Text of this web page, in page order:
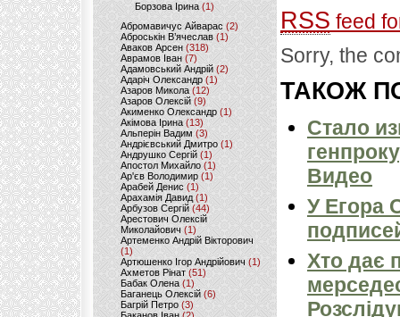
Борзова Ірина(1)
Абромавичус Айварас (2)
Аброськін В’ячеслав(1)
Аваков Арсен (318)
Аврамов Іван (7)
Адамовський Андрій(2)
Адаріч Олександр (1)
Азаров Микола (12)
Азаров Олексій (9)
Акименко Олександр(1)
Акімова Ірина(13)
Альперін Вадим (3)
Андрієвський Дмитро(1)
Андрушко Сергій(1)
Апостол Михайло(1)
Ар'єв Володимир (1)
Арабей Денис(1)
Арахамія Давид (1)
Арбузов Сергій (44)
Арестович Олексій
Миколайович(1)
Артеменко Андрій Вікторович
(1)
Артюшенко Ігор Андрійович(1)
Ахметов Рінат(51)
Бабак Олена(1)
Баганець Олексій(6)
Багрій Петро (3)
RSS feed
Sorry, the
ТАКОЖ
Стало
Видео
У Егора
Хто дає